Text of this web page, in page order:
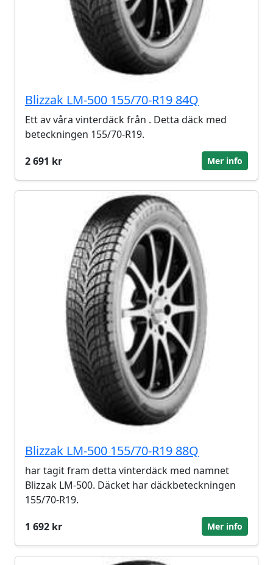
Blizzak LM-500 155/70-R19 84Q
Ett av våra vinterdäck från . Detta däck med
beteckningen 155/70-R19.
2 691 kr
Mer info
Blizzak LM-500 155/70-R19 88Q
har tagit fram detta vinterdäck med namnet
Blizzak LM-500. Däcket har däckbeteckningen
155/70-R19.
1 692 kr
Mer info